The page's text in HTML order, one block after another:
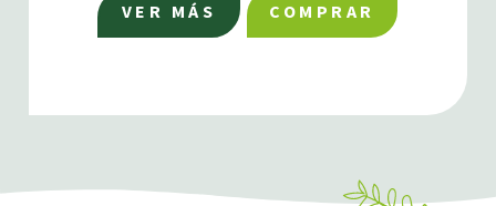
VER MÁS COMPRAR